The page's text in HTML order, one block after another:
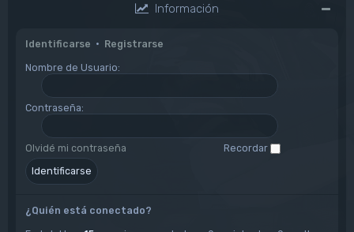
Información
Identificarse • Registrarse
Nombre de Usuario:
Contraseña:
Olvidé mi contraseña Recordar
¿Quién está conectado?